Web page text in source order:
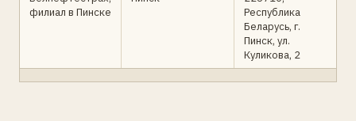
филиал в Пинске
Республика
Беларусь, г.
Пинск, ул.
Куликова, 2